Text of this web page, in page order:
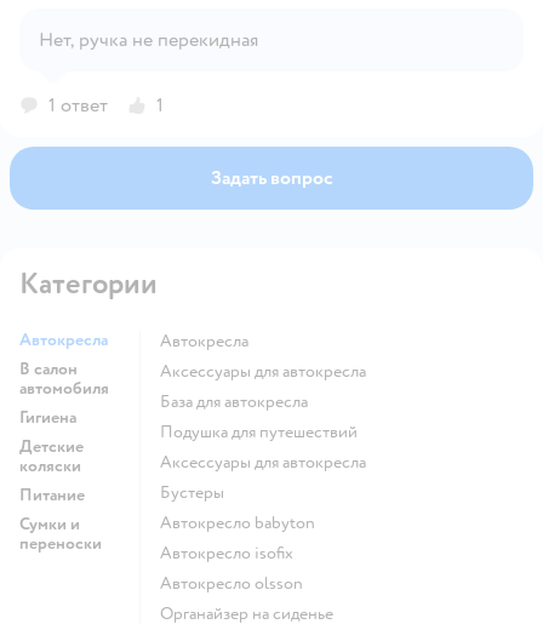
Нет, ручка не перекидная
1 ответ 1
Задать вопрос
Категории
Автокресла
В салон
автомобиля
Гигиена
Детские
коляски
Питание
Сумки и
переноски
Автокресла
Аксессуары для автокресла
База для автокресла
Подушка для путешествий
Аксессуары для автокресла
Бустеры
Автокресло babyton
Автокресло isofix
Автокресло olsson
Органайзер на сиденье